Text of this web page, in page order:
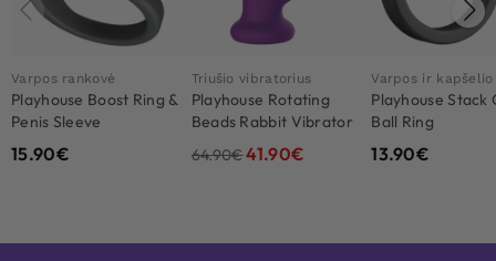
Varpos rankovė
Playhouse Boost Ring &
Penis Sleeve
15.90€
Triušio vibratorius
Playhouse Rotating
Beads Rabbit Vibrator
64.90€41.90€
Varpos ir
Playhouse Stack
Ball Ring
13.90€